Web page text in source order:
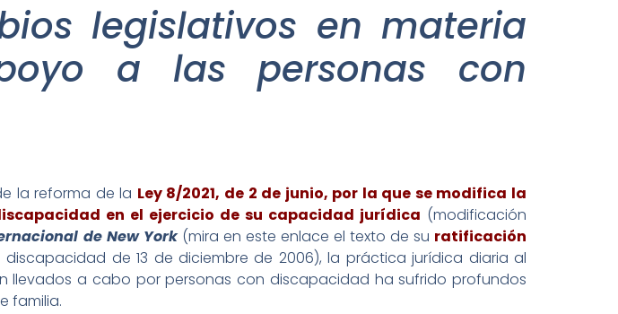
legislativos en materia
a las personas con
la reforma de la Ley 8/2021, de 2 de junio, por la que se modifica la
en el ejercicio de su capacidad jurídica (modificación
de New York(mira en este enlace el texto de su ratificación
de 13 de diciembre de 2006), la práctica jurídica diaria al
llevados a cabo por personas con discapacidad ha sufrido profundos
familia.